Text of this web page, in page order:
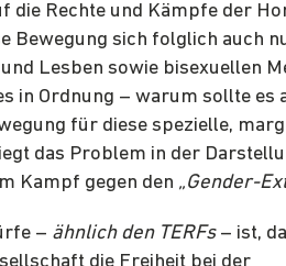
die Rechte und Kämpfe der
Bewegung sich folglich auch
Lesben sowie bisexuellen
in Ordnung – warum sollte es
für diese spezielle,
das Problem in der
Kampf gegen den „Gender-
– ähnlich den TERFs– ist,